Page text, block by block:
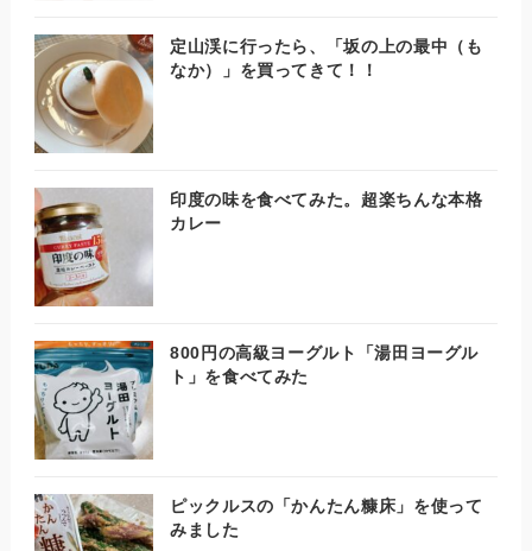
定山渓に行ったら、「坂の上の最中（も
なか）」を買ってきて！！
印度の味を食べてみた。超楽ちんな本格
カレー
800円の高級ヨーグルト「湯田ヨーグル
ト」を食べてみた
ピックルスの「かんたん糠床」を使って
みました